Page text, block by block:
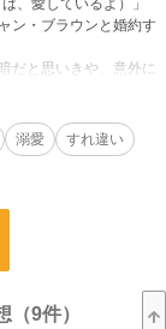
、愛しているよ）」
ン・ブラウンと婚約す
だと思いきや、意外に
溺愛
すれ違い
（9件）